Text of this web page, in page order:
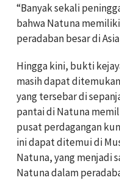
“Banyak sekali
bahwa Natuna
peradaban besar di
Hingga kini, bukti
masih dapat
yang tersebar di
pantai di Natuna
pusat perdagangan
ini dapat ditemui di
Natuna, yang menjadi
Natuna dalam